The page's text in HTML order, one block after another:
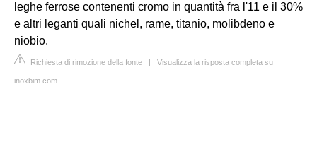
leghe ferrose contenenti cromo in quantità fra l'11 e il 30%
e altri leganti quali nichel, rame, titanio, molibdeno e
niobio.
Richiesta di rimozione della fonte | Visualizza la risposta completa su
inoxbim.com